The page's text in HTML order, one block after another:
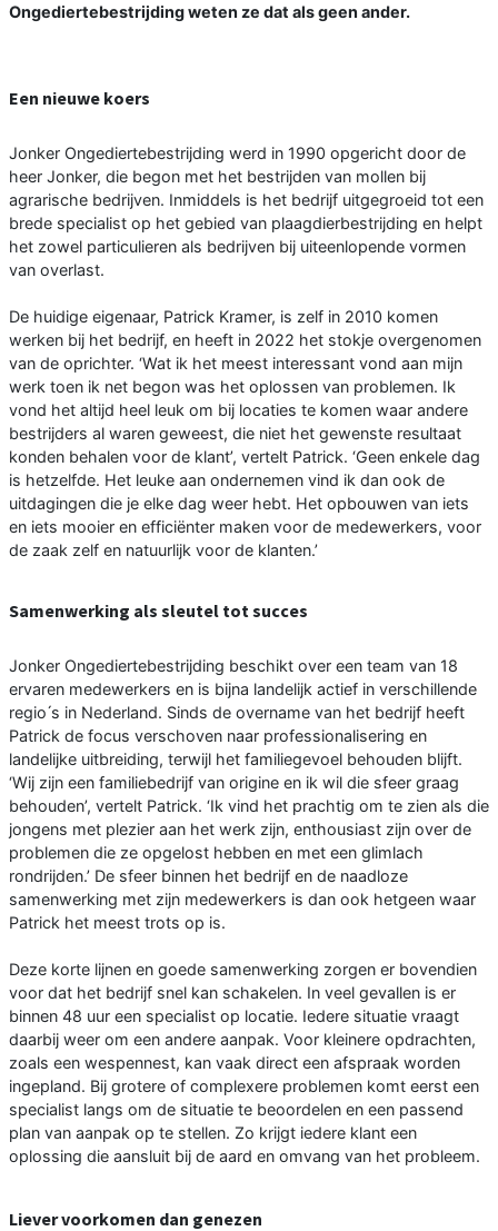
Ongediertebestrijding weten ze dat als geen ander.
Een nieuwe koers
Jonker Ongediertebestrijding werd in 1990 opgericht door de
heer Jonker, die begon met het bestrijden van mollen bij
agrarische bedrijven. Inmiddels is het bedrijf uitgegroeid tot een
brede specialist op het gebied van plaagdierbestrijding en helpt
het zowel particulieren als bedrijven bij uiteenlopende vormen
van overlast.
De huidige eigenaar, Patrick Kramer, is zelf in 2010 komen
werken bij het bedrijf, en heeft in 2022 het stokje overgenomen
van de oprichter. ‘Wat ik het meest interessant vond aan mijn
werk toen ik net begon was het oplossen van problemen. Ik
vond het altijd heel leuk om bij locaties te komen waar andere
bestrijders al waren geweest, die niet het gewenste resultaat
konden behalen voor de klant’, vertelt Patrick. ‘Geen enkele dag
is hetzelfde. Het leuke aan ondernemen vind ik dan ook de
uitdagingen die je elke dag weer hebt. Het opbouwen van iets
en iets mooier en efficiënter maken voor de medewerkers, voor
de zaak zelf en natuurlijk voor de klanten.’
Samenwerking als sleutel tot succes
Jonker Ongediertebestrijding beschikt over een team van 18
ervaren medewerkers en is bijna landelijk actief in verschillende
regio ́s in Nederland. Sinds de overname van het bedrijf heeft
Patrick de focus verschoven naar professionalisering en
landelijke uitbreiding, terwijl het familiegevoel behouden blijft.
‘Wij zijn een familiebedrijf van origine en ik wil die sfeer graag
behouden’, vertelt Patrick. ‘Ik vind het prachtig om te zien als die
jongens met plezier aan het werk zijn, enthousiast zijn over de
problemen die ze opgelost hebben en met een glimlach
rondrijden.’ De sfeer binnen het bedrijf en de naadloze
samenwerking met zijn medewerkers is dan ook hetgeen waar
Patrick het meest trots op is.
Deze korte lijnen en goede samenwerking zorgen er bovendien
voor dat het bedrijf snel kan schakelen. In veel gevallen is er
binnen 48 uur een specialist op locatie. Iedere situatie vraagt
daarbij weer om een andere aanpak. Voor kleinere opdrachten,
zoals een wespennest, kan vaak direct een afspraak worden
ingepland. Bij grotere of complexere problemen komt eerst een
specialist langs om de situatie te beoordelen en een passend
plan van aanpak op te stellen. Zo krijgt iedere klant een
oplossing die aansluit bij de aard en omvang van het probleem.
Liever voorkomen dan genezen